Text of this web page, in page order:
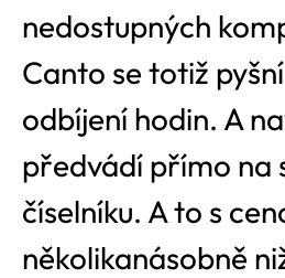
nedostupných
Canto se totiž
odbíjení hodin. A
předvádí přímo na
číselníku. A to s
několikanásobně